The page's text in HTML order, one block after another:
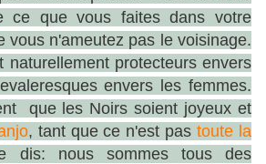
ce que vous faites dans votre
vous n'ameutez pas le voisinage.
naturellement protecteurs envers
envers les femmes.
que les Noirs soient joyeux et
, tant que ce n'est pastoute la
dis: nous sommes tous des